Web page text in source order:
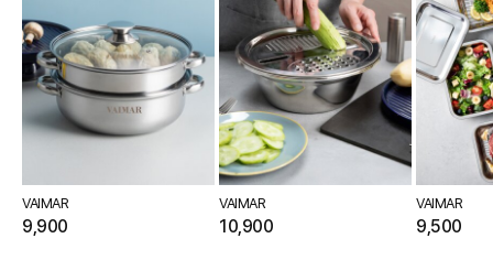
VAIMAR
9,900
VAIMAR
10,900
VAIMAR
9,500